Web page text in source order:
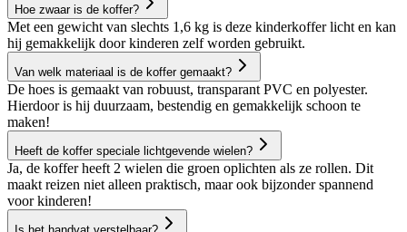
Hoe zwaar is de koffer?
Met een gewicht van slechts 1,6 kg is deze kinderkoffer licht en kan
hij gemakkelijk door kinderen zelf worden gebruikt.
Van welk materiaal is de koffer gemaakt?
De hoes is gemaakt van robuust, transparant PVC en polyester.
Hierdoor is hij duurzaam, bestendig en gemakkelijk schoon te
maken!
Heeft de koffer speciale lichtgevende wielen?
Ja, de koffer heeft 2 wielen die groen oplichten als ze rollen. Dit
maakt reizen niet alleen praktisch, maar ook bijzonder spannend
voor kinderen!